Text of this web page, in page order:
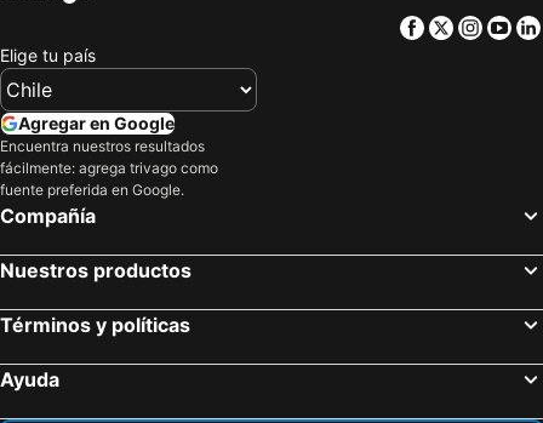
Facebook
Twitter
Elige tu país
Agregar en Google
Encuentra nuestros resultados
fácilmente: agrega trivago como
fuente preferida en Google.
Compañía
Nuestros productos
Términos y políticas
Ayuda